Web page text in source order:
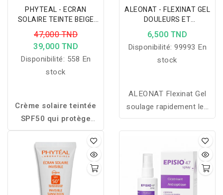
PHYTEAL - ECRAN
SOLAIRE TEINTE BEIGE
ECLAT SPF50+ 50ML
47,000 TND
39,000 TND
Disponibilité: 558 En
stock
Crème solaire teintée
SPF50 qui protège
efficacement le visage
tout en unifiant le teint
pour un fini naturel,
lumineux et confortable
au quotidien.
ALEONAT - FLEXINAT GEL
DOULEURS ET
ARTICULATION 50G
6,500 TND
Disponibilité:99993 En
stock
ALEONAT Flexinat Gel
soulage rapidement les
douleurs musculaires et
articulaires tout en
favorisant la récupération
et le confort au
quotidien.